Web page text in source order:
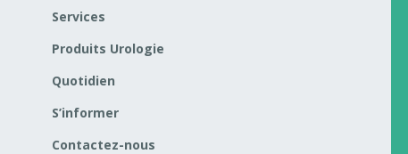
Services
Produits Urologie
Quotidien
S’informer
Contactez-nous